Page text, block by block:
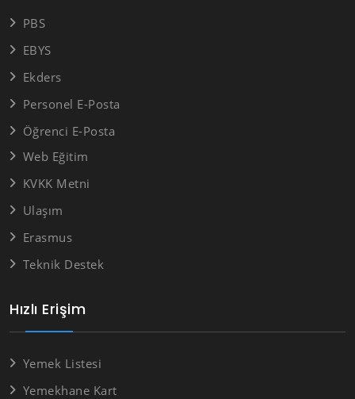
Hızlı Erişim
Yemek Listesi
Yemekhane Kart
PBS
EBYS
Ekders
Personel E-Posta
Öğrenci E-Posta
Web Eğitim
KVKK Metni
Ulaşım
Erasmus
Teknik Destek